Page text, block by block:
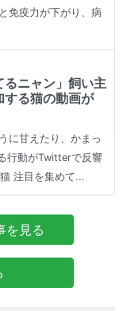
免疫力が下がり、病
るニャン」飼い主
する猫の動画が
に甘えたり、かまっ
行動がTwitterで反響
注目を集めて...
を見る